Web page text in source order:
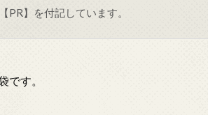
PR】を付記しています。
です。